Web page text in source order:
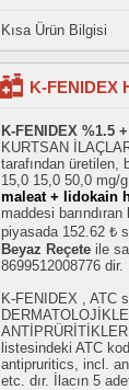
Kısa Ürün Bilgisi
K-FENIDEX
K-FENIDEX %1.5
KURTSAN
tarafından üretilen,
15,0 15,0 50,0 mg/
maleat + lidokain
maddesi
piyasada 152.62 ₺
Beyaz Reçete ile
8699512008776 dir.
K-FENIDEX , ATC
ANTİPRÜRİTİKLER
listesindeki ATC
antipruritics, incl.
etc. dır. İlacın 5